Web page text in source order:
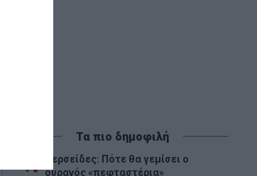
Τα πιο δημοφιλή
1
Περσείδες: Πότε θα γεμίσει ο
ουρανός «πεφταστέρια»